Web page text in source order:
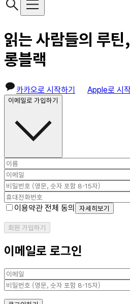
읽는 사람들의 루틴,
롱블랙
카카오로 시작하기 Apple로 시
이메일로 가입하기
이용약관 전체 동의 자세히보기
회원 가입하기
이메일로 로그인